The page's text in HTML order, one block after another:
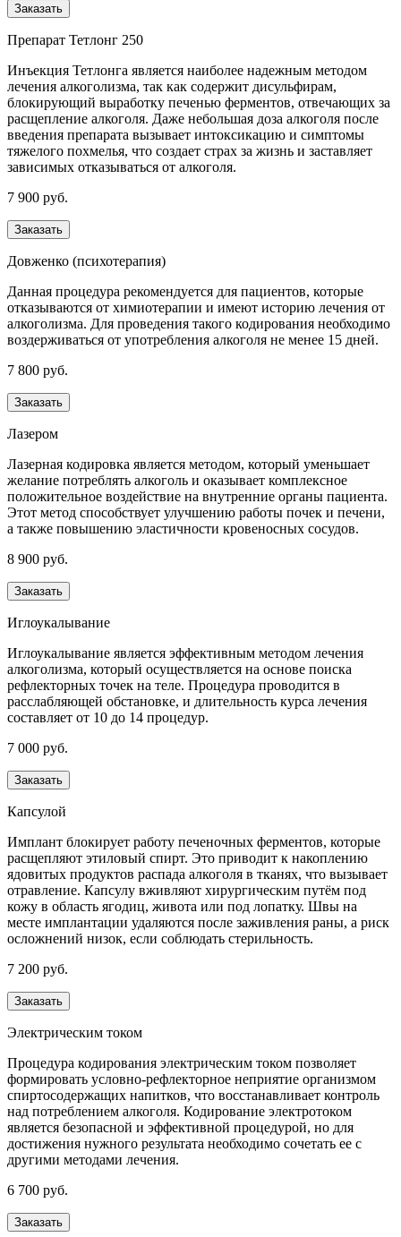
Заказать
Препарат Тетлонг 250
Инъекция Тетлонга является наиболее надежным методом
лечения алкоголизма, так как содержит дисульфирам,
блокирующий выработку печенью ферментов, отвечающих за
расщепление алкоголя. Даже небольшая доза алкоголя после
введения препарата вызывает интоксикацию и симптомы
тяжелого похмелья, что создает страх за жизнь и заставляет
зависимых отказываться от алкоголя.
7 900 руб.
Заказать
Довженко (психотерапия)
Данная процедура рекомендуется для пациентов, которые
отказываются от химиотерапии и имеют историю лечения от
алкоголизма. Для проведения такого кодирования необходимо
воздерживаться от употребления алкоголя не менее 15 дней.
7 800 руб.
Заказать
Лазером
Лазерная кодировка является методом, который уменьшает
желание потреблять алкоголь и оказывает комплексное
положительное воздействие на внутренние органы пациента.
Этот метод способствует улучшению работы почек и печени,
а также повышению эластичности кровеносных сосудов.
8 900 руб.
Заказать
Иглоукалывание
Иглоукалывание является эффективным методом лечения
алкоголизма, который осуществляется на основе поиска
рефлекторных точек на теле. Процедура проводится в
расслабляющей обстановке, и длительность курса лечения
составляет от 10 до 14 процедур.
7 000 руб.
Заказать
Капсулой
Имплант блокирует работу печеночных ферментов, которые
расщепляют этиловый спирт. Это приводит к накоплению
ядовитых продуктов распада алкоголя в тканях, что вызывает
отравление. Капсулу вживляют хирургическим путём под
кожу в область ягодиц, живота или под лопатку. Швы на
месте имплантации удаляются после заживления раны, а риск
осложнений низок, если соблюдать стерильность.
7 200 руб.
Заказать
Электрическим током
Процедура кодирования электрическим током позволяет
формировать условно-рефлекторное неприятие организмом
спиртосодержащих напитков, что восстанавливает контроль
над потреблением алкоголя. Кодирование электротоком
является безопасной и эффективной процедурой, но для
достижения нужного результата необходимо сочетать ее с
другими методами лечения.
6 700 руб.
Заказать